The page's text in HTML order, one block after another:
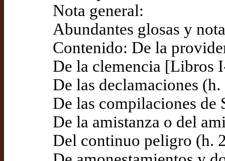
Nota general:
Abundantes glosas y
Contenido: De la
De la clemencia [Libros
De las declamaciones
De las compilaciones de
De la amistanza o del
Del continuo peligro (h.